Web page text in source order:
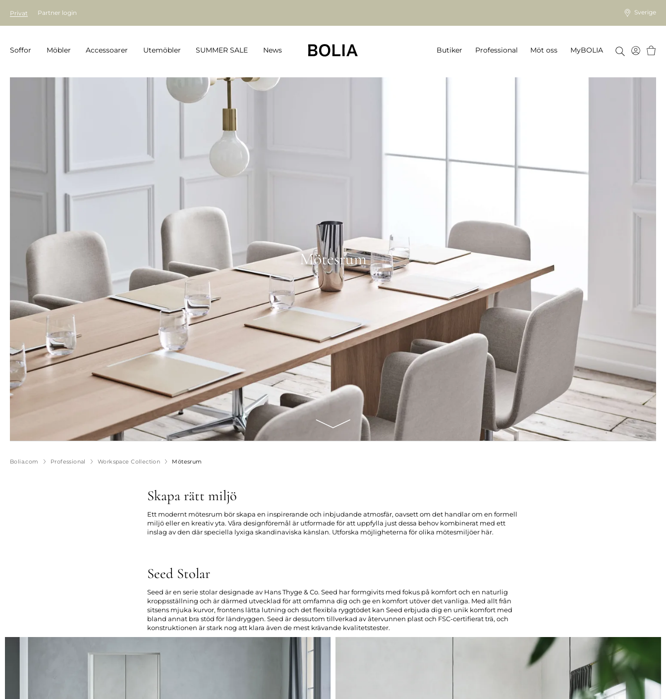
Privat Partner login Sverige
Soffor Möbler Accessoarer Utemöbler SUMMER SALE News Butiker Professional Möt oss MyBOLIA
Mötesrum
Bolia.com Professional Workspace Collection Mötesrum
Skapa rätt miljö
Ett modernt mötesrum bör skapa en inspirerande och inbjudande atmosfär, oavsett om det handlar om en formell
miljö eller en kreativ yta. Våra designföremål är utformade för att uppfylla just dessa behov kombinerat med ett
inslag av den där speciella lyxiga skandinaviska känslan. Utforska möjligheterna för olika mötesmiljöer här.
Seed Stolar
Seed är en serie stolar designade av Hans Thyge & Co. Seed har formgivits med fokus på komfort och en naturlig
kroppsställning och är därmed utvecklad för att omfamna dig och ge en komfort utöver det vanliga. Med allt från
sitsens mjuka kurvor, frontens lätta lutning och det flexibla ryggtödet kan Seed erbjuda dig en unik komfort med
bland annat bra stöd för ländryggen. Seed är dessutom tillverkad av återvunnen plast och FSC-certifierat trä, och
konstruktionen är stark nog att klara även de mest krävande kvalitetstester.